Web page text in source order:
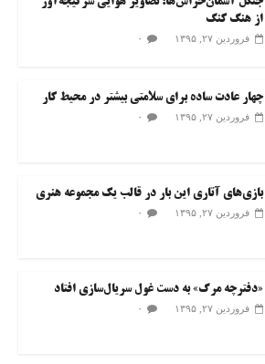
از هنگ‌ کنگ
فروردین ۲۷, ۱۳۹۵ ۰
چهار عادت ساده برای سلامتی بیشتر در محیط کار
فروردین ۲۷, ۱۳۹۵ ۰
بازی‌های آتاری این بار در قالب یک مجموعه هنری
فروردین ۲۷, ۱۳۹۵ ۰
«دفترچه مرگ» به دست غول سریال‌سازی افتاد
فروردین ۲۷, ۱۳۹۵ ۰